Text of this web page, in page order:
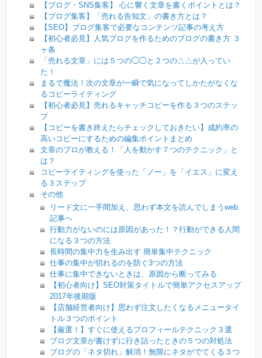
【ブログ・SNS集客】 心に響く文章を書くポイントとは？
【ブログ集客】「売れる告知文」の書き方とは？
【SEO】ブログ集客で必要なコンテンツ記事の考え方
【初心者必見】人気ブログを作るためのブログの書き方 ３
ヶ条
「売れる文章」には５つの◯◯と２つの△△が入ってい
た！
まるで魔法！次の文章が一瞬で気になってしかたがなくな
るコピーライティング
【初心者必見】売れるキャッチコピーを作る３つのステッ
プ
【コピーを書き終えたらチェックしておきたい】成約率の
高いコピーにするための編集ポイントまとめ
文章のプロが教える！「人を動かす７つのテクニック」と
は？
コピーライティングを使った「ノー」を「イエス」に変え
る３ステップ
その他
リード文に一手間加え、思わず本文を読んでしまうweb
記事へ
行動力がないのには原因があった！？行動ができる人間
になる３つの方法
長時間の集中力を生み出す 簡単集中テクニック
仕事の集中が切れるのを防ぐ3つの方法
仕事に集中できないときは、原因から断ってみる
【初心者向け】SEO対策タイトルで簡単アクセスアップ
2017年後期版
【店舗経営者向け】思わず注文したくなるメニュータイ
トル３つのポイント
【厳選！】すぐに使えるプロフィールテクニック３選
ブログ文章が書けずに行き詰ったときの５つの対処法
ブログの「ネタ切れ」解消！無限にネタがでてくる３つ